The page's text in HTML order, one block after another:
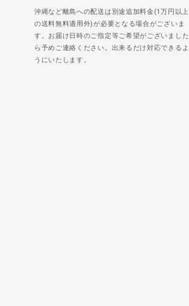
沖縄など離島への配送は別途追加料金(1万円以上
の送料無料適用外)が必要となる場合がございま
す。お届け日時のご指定等ご希望がございました
ら予めご連絡ください。出来るだけ対応できるよ
うにいたします。